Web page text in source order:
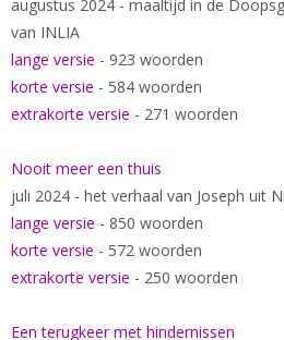
augustus 2024 - maaltijd in de
van INLIA
lange versie - 923 woorden
korte versie - 584 woorden
extrakorte versie - 271 woorden
Nooit meer een thuis
juli 2024 - het verhaal van Joseph uit
lange versie - 850 woorden
korte versie - 572 woorden
extrakorte versie - 250 woorden
Een terugkeer met hindernissen